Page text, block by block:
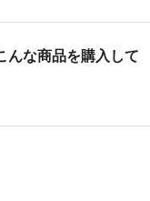
んな商品を購入して